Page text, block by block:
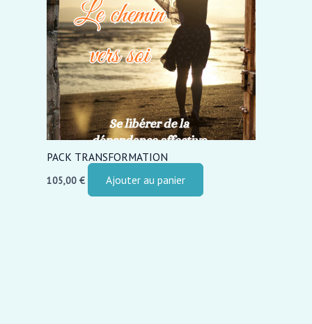
PACK TRANSFORMATION
105,00 € Ajouter au panier